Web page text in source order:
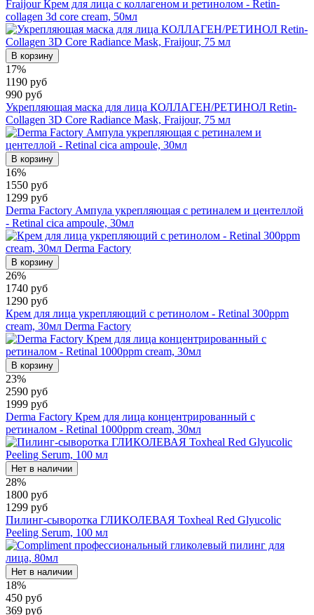
Fraijour Крем для лица с коллагеном и ретинолом - Retin-
collagen 3d core cream, 50мл
В корзину
17%
1190 руб
990 руб
Укрепляющая маска для лица КОЛЛАГЕН/РЕТИНОЛ Retin-
Collagen 3D Core Radiance Mask, Fraijour, 75 мл
В корзину
16%
1550 руб
1299 руб
Derma Factory Ампула укрепляющая с ретиналем и центеллой
- Retinal cica ampoule, 30мл
В корзину
26%
1740 руб
1290 руб
Крем для лица укрепляющий с ретинолом - Retinal 300ppm
cream, 30мл Derma Factory
В корзину
23%
2590 руб
1999 руб
Derma Factory Крем для лица концентрированный с
ретиналом - Retinal 1000ppm cream, 30мл
Нет в наличии
28%
1800 руб
1299 руб
Пилинг-сыворотка ГЛИКОЛЕВАЯ Toxheal Red Glyucolic
Peeling Serum, 100 мл
Нет в наличии
18%
450 руб
369 руб